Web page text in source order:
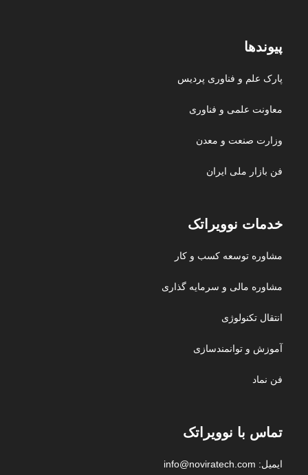
پیوندها
پارک علم و فناوری پردیس
معاونت علمی و فناوری
وزارت صنعت و معدن
فن بازار ملی ایران
خدمات نوویراتک
مشاوره توسعه کسب و کار
مشاوره مالی و سرمایه گذاری
انتقال تکنولوژی
آموزش و توانمندسازی
فن نماد
تماس با نوویراتک
ایمیل: info@noviratech.com